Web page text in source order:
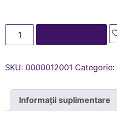
SKU: 0000012001 Categorie:
Informații suplimentare